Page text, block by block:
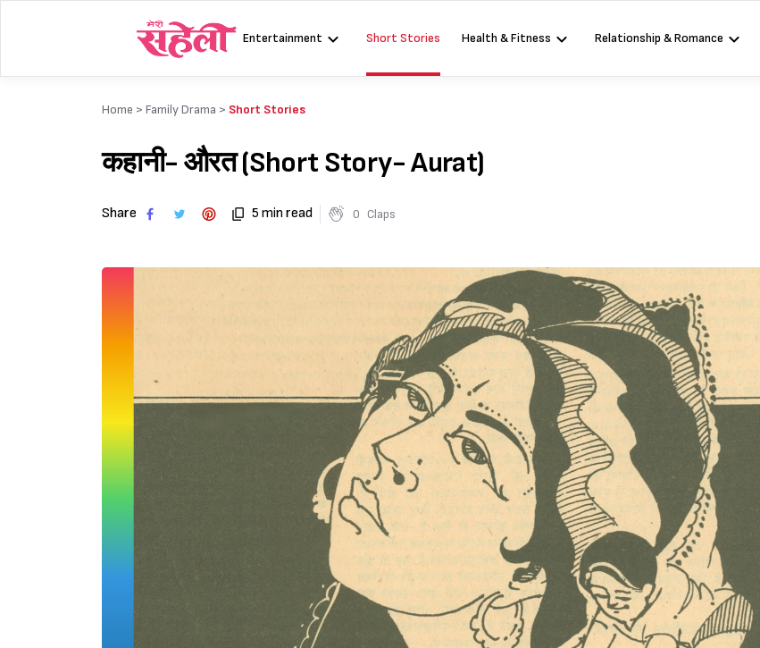
Entertainment Short Stories Health & Fitness Relationship & Romance
Home > Family Drama > Short Stories
कहानी- औरत‌ (Short Story- Aurat)
Share 5 min read 0 Claps